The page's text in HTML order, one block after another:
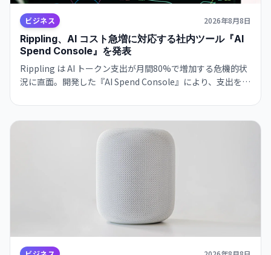
ビジネス 2026年8月8日
Rippling、AI コスト急増に対応する社内ツール『AI
Spend Console』を発表
Rippling は AI トークン支出が月間80%で増加する危機的状
況に直面。開発した『AI Spend Console』により、支出を給
クンで維持した。